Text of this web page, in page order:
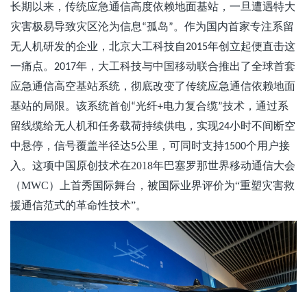
长期以来，传统应急通信高度依赖地面基站，一旦遭遇特大
灾害极易导致灾区沦为信息“孤岛”。作为国内首家专注系留
无人机研发的企业，北京大工科技自2015年创立起便直击这
一痛点。 2017年，大工科技与中国移动联合推出了全球首套
应急通信高空基站系统，彻底改变了传统应急通信依赖地面
基站的局限。该系统首创 “光纤+电力复合缆”技术，通过系
留线缆给无人机和任务载荷持续供电，实现24小时不间断空
中悬停，信号覆盖半径达5公里，可同时支持1500个用户接
入。这项中国原创技术在2018年巴塞罗那世界移动通信大会
（MWC）上首秀国际舞台，被国际业界评价为“重塑灾害救
援通信范式的革命性技术”。